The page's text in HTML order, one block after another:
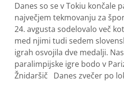
Danes so se v Tokiu končale
največjem tekmovanju za
24. avgusta sodelovalo več
med njimi tudi sedem
igrah osvojila dve medalji.
paralimpijske igre bodo v
Žnidaršič Danes zvečer po